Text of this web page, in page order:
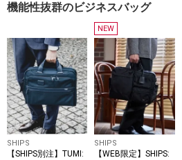
機能性抜群のビジネスバッグ
SHIPS
【SHIPS別注】TUMI:
NEW
SHIPS
【WEB限定】SHIPS: